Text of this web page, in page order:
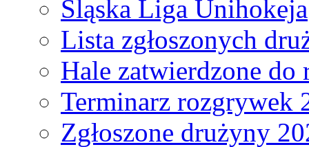
Śląska Liga Unihokeja
Lista zgłoszonych
Hale zatwierdzone do
Terminarz rozgrywek
Zgłoszone drużyny